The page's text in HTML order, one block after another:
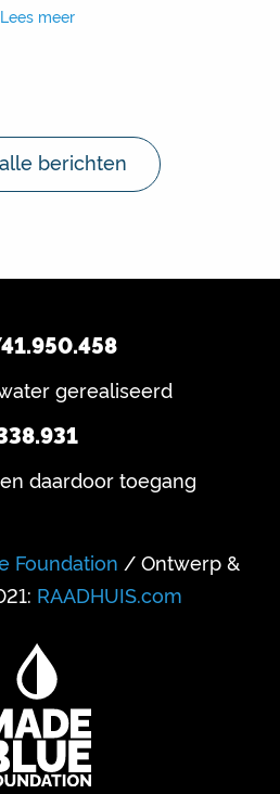
Lees meer
berichten
gerealiseerd
daardoor toegang
Foundation / Ontwerp &
RAADHUIS.com